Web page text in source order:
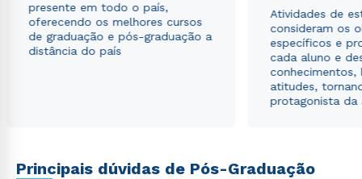
presente em todo o país,
oferecendo os melhores cursos
de graduação e pós-graduação a
distância do país
Atividades de
consideram os
específicos e
cada aluno e
conhecimentos,
atitudes,
protagonista da
Principais dúvidas de Pós-Graduação